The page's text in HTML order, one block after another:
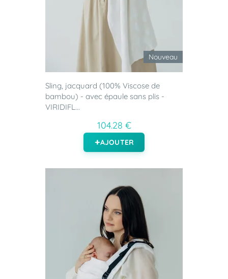
Nouveau
Sling, jacquard (100% Viscose de
bambou) - avec épaule sans plis -
VIRIDIFL...
104.28 €
AJOUTER